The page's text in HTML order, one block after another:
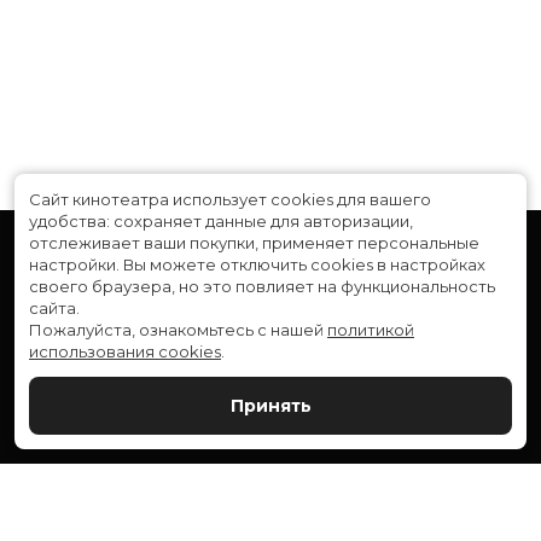
Расписание
Скоро в кино
Служба поддержки
Сайт кинотеатра использует cookies для вашего
удобства: сохраняет данные для авторизации,
отслеживает ваши покупки, применяет персональные
настройки. Вы можете отключить cookies в настройках
своего браузера, но это повлияет на функциональность
сайта.
Пожалуйста, ознакомьтесь с нашей политикой
использования cookies
Принять